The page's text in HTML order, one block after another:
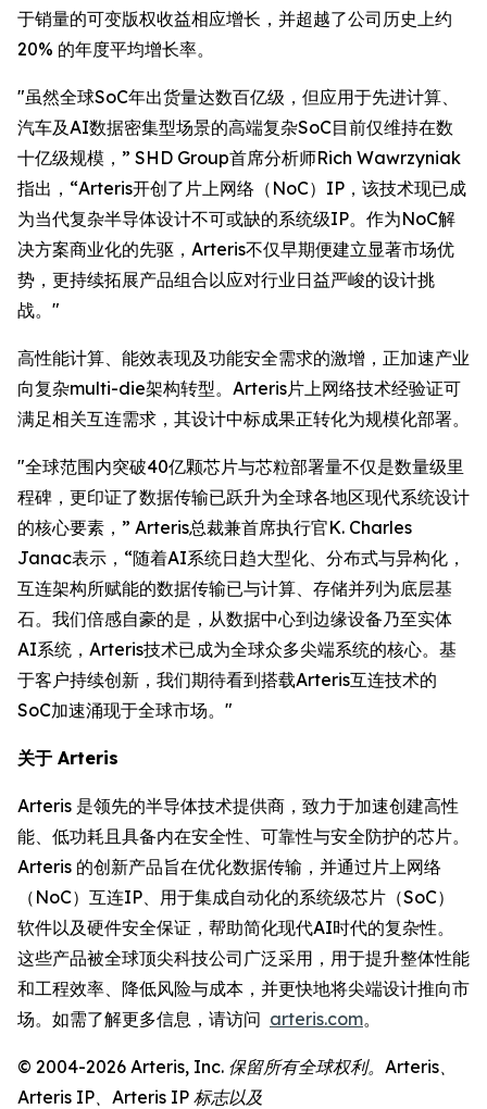
于销量的可变版权收益相应增长，并超越了公司历史上约
20% 的年度平均增长率。
"虽然全球SoC年出货量达数百亿级，但应用于先进计算、
汽车及AI数据密集型场景的高端复杂SoC目前仅维持在数
十亿级规模，” SHD Group首席分析师Rich Wawrzyniak
指出，“Arteris开创了片上网络（NoC）IP，该技术现已成
为当代复杂半导体设计不可或缺的系统级IP。作为NoC解
决方案商业化的先驱，Arteris不仅早期便建立显著市场优
势，更持续拓展产品组合以应对行业日益严峻的设计挑
战。"
高性能计算、能效表现及功能安全需求的激增，正加速产业
向复杂multi-die架构转型。Arteris片上网络技术经验证可
满足相关互连需求，其设计中标成果正转化为规模化部署。
"全球范围内突破40亿颗芯片与芯粒部署量不仅是数量级里
程碑，更印证了数据传输已跃升为全球各地区现代系统设计
的核心要素，” Arteris总裁兼首席执行官K. Charles
Janac表示，“随着AI系统日趋大型化、分布式与异构化，
互连架构所赋能的数据传输已与计算、存储并列为底层基
石。我们倍感自豪的是，从数据中心到边缘设备乃至实体
AI系统，Arteris技术已成为全球众多尖端系统的核心。基
于客户持续创新，我们期待看到搭载Arteris互连技术的
SoC加速涌现于全球市场。"
关于 Arteris
Arteris 是领先的半导体技术提供商，致力于加速创建高性
能、低功耗且具备内在安全性、可靠性与安全防护的芯片。
Arteris 的创新产品旨在优化数据传输，并通过片上网络
（NoC）互连IP、用于集成自动化的系统级芯片（SoC）
软件以及硬件安全保证，帮助简化现代AI时代的复杂性。
这些产品被全球顶尖科技公司广泛采用，用于提升整体性能
和工程效率、降低风险与成本，并更快地将尖端设计推向市
场。如需了解更多信息，请访问 arteris.com。
© 2004-2026 Arteris, Inc. 保留所有全球权利。Arteris、
Arteris IP、Arteris IP 标志以及